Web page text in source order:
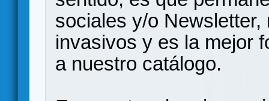
sociales y/o
invasivos y es la mejor
a nuestro catálogo.